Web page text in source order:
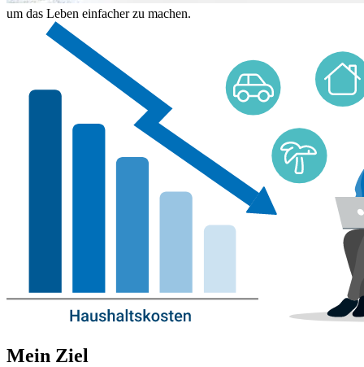
um das Leben einfacher zu machen.
Mein Ziel